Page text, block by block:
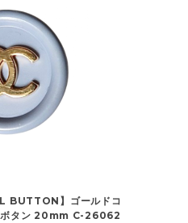
BUTTON】ゴールドコ
ボタン 20mm C-26062